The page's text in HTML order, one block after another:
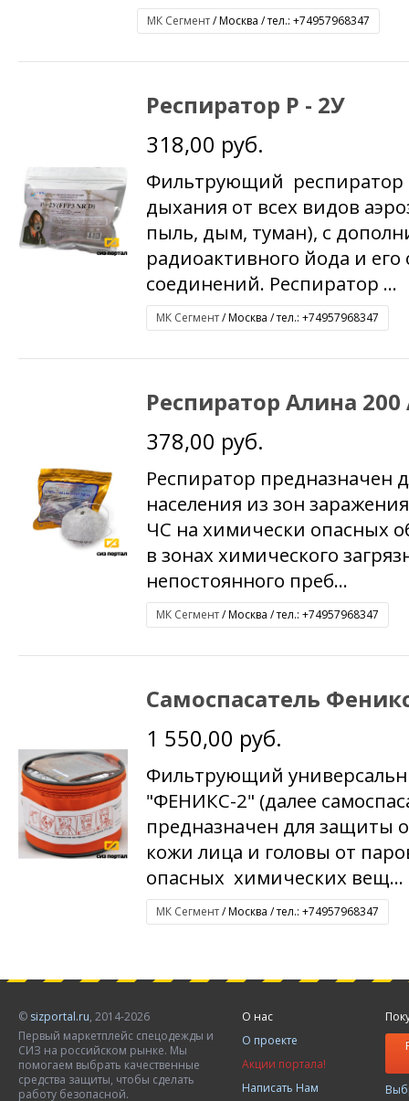
МК Сегмент/ Москва / тел.: +74957968347
Респиратор Р - 2У
318,00 руб.
Фильтрующий респиратор
дыхания от всех видов
пыль, дым, туман), с
радиоактивного йода и его
соединений. Респиратор ...
МК Сегмент/ Москва / тел.: +74957968347
Респиратор Алина
378,00 руб.
Респиратор предназначен
населения из зон
ЧС на химически опасных
в зонах химического
непостоянного преб...
МК Сегмент/ Москва / тел.: +74957968347
Самоспасатель
1 550,00 руб.
Фильтрующий
"ФЕНИКС-2" (далее
предназначен для защиты
кожи лица и головы от
опасных химических вещ...
МК Сегмент/ Москва / тел.: +74957968347
© sizportal.ru, 2014-2026
Первый маркетплейс спецодежды и
СИЗ на российском рынке. Мы
помогаем выбрать качественные
средства защиты, чтобы сделать
работу безопасной.
О нас
О проекте
Акции портала!
Написать Нам